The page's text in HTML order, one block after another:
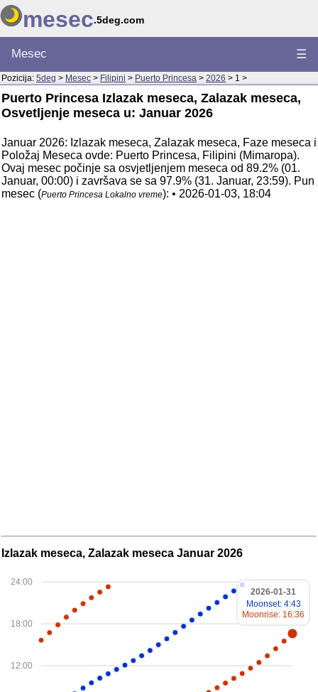
mesec.5deg.com
Mesec ☰
Pozicija: 5deg > Mesec > Filipini > Puerto Princesa > 2026 > 1 >
Puerto Princesa Izlazak meseca, Zalazak meseca,
Osvetljenje meseca u: Januar 2026
Januar 2026: Izlazak meseca, Zalazak meseca, Faze meseca i
Položaj Meseca ovde: Puerto Princesa, Filipini (Mimaropa).
Ovaj mesec počinje sa osvjetljenjem meseca od 89.2% (01.
Januar, 00:00) i završava se sa 97.9% (31. Januar, 23:59). Pun
mesec (Puerto Princesa Lokalno vreme): • 2026-01-03, 18:04
Izlazak meseca, Zalazak meseca Januar 2026
12:00
18:00
24:00
2026-01-31
Moonset: 4:43
Moonrise: 16:36